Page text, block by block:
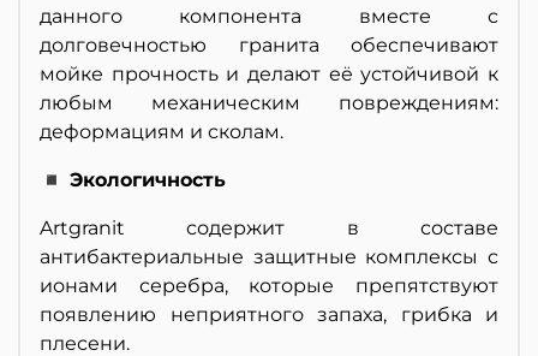
данного компонента вместе с
долговечностью гранита обеспечивают
мойке прочность и делают её устойчивой к
любым механическим повреждениям:
деформациям и сколам.
◾ Экологичность
Artgranit содержит в составе
антибактериальные защитные комплексы с
ионами серебра, которые препятствуют
появлению неприятного запаха, грибка и
плесени.